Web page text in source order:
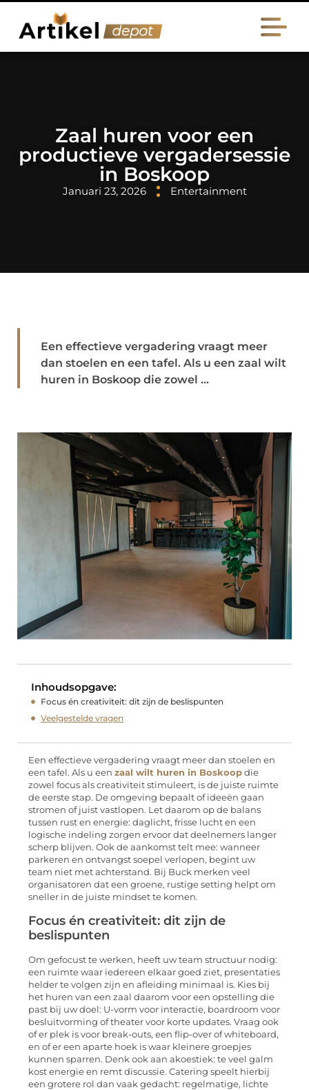
Zaal huren voor een
productieve vergadersessie
in Boskoop
Januari 23, 2026 Entertainment
Een effectieve vergadering vraagt meer
dan stoelen en een tafel. Als u een zaal wilt
huren in Boskoop die zowel ...
Inhoudsopgave:
Focus én creativiteit: dit zijn de beslispunten
Veelgestelde vragen
Een effectieve vergadering vraagt meer dan stoelen en
een tafel. Als u een zaal wilt huren in Boskoop die
zowel focus als creativiteit stimuleert, is de juiste ruimte
de eerste stap. De omgeving bepaalt of ideeën gaan
stromen of juist vastlopen. Let daarom op de balans
tussen rust en energie: daglicht, frisse lucht en een
logische indeling zorgen ervoor dat deelnemers langer
scherp blijven. Ook de aankomst telt mee: wanneer
parkeren en ontvangst soepel verlopen, begint uw
team niet met achterstand. Bij Buck merken veel
organisatoren dat een groene, rustige setting helpt om
sneller in de juiste mindset te komen.
Focus én creativiteit: dit zijn de
beslispunten
Om gefocust te werken, heeft uw team structuur nodig:
een ruimte waar iedereen elkaar goed ziet, presentaties
helder te volgen zijn en afleiding minimaal is. Kies bij
het huren van een zaal daarom voor een opstelling die
past bij uw doel: U-vorm voor interactie, boardroom voor
besluitvorming of theater voor korte updates. Vraag ook
of er plek is voor break-outs, een flip-over of whiteboard,
en of er een aparte hoek is waar kleinere groepjes
kunnen sparren. Denk ook aan akoestiek: te veel galm
kost energie en remt discussie. Catering speelt hierbij
een grotere rol dan vaak gedacht: regelmatige, lichte